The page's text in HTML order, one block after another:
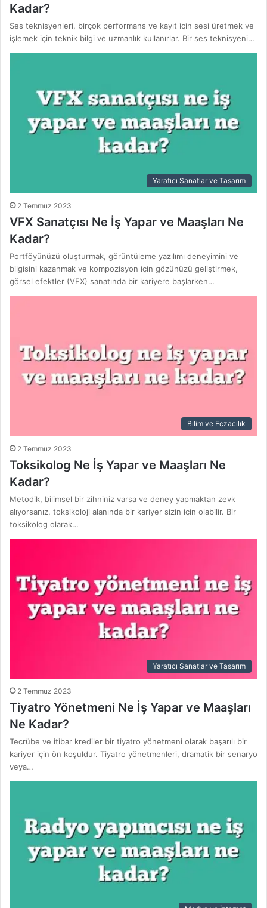
Kadar?
Ses teknisyenleri, birçok performans ve kayıt için sesi üretmek ve
işlemek için teknik bilgi ve uzmanlık kullanırlar. Bir ses teknisyeni…
Yaratıcı Sanatlar ve Tasarım
2 Temmuz 2023
VFX Sanatçısı Ne İş Yapar ve Maaşları Ne
Kadar?
Portföyünüzü oluşturmak, görüntüleme yazılımı deneyimini ve
bilgisini kazanmak ve kompozisyon için gözünüzü geliştirmek,
görsel efektler (VFX) sanatında bir kariyere başlarken…
Bilim ve Eczacılık
2 Temmuz 2023
Toksikolog Ne İş Yapar ve Maaşları Ne
Kadar?
Metodik, bilimsel bir zihniniz varsa ve deney yapmaktan zevk
alıyorsanız, toksikoloji alanında bir kariyer sizin için olabilir. Bir
toksikolog olarak…
Yaratıcı Sanatlar ve Tasarım
2 Temmuz 2023
Tiyatro Yönetmeni Ne İş Yapar ve Maaşları
Ne Kadar?
Tecrübe ve itibar krediler bir tiyatro yönetmeni olarak başarılı bir
kariyer için ön koşuldur. Tiyatro yönetmenleri, dramatik bir senaryo
veya…